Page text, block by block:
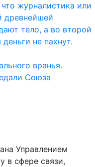
журналистика или
древнейшей
тело, а во второй
не пахнут.
вранья.
Союза
Управлением
в сфере связи,